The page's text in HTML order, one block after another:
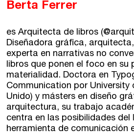
Berta Ferrer
es Arquitecta de libros
Diseñadora gráfica,
experta en narrativas no
libros que ponen el foco en su
materialidad. Doctora en
Communication por University
Unido) y másters en diseño
arquitectura, su trabajo
centra en las posibilidades
herramienta de comunicación